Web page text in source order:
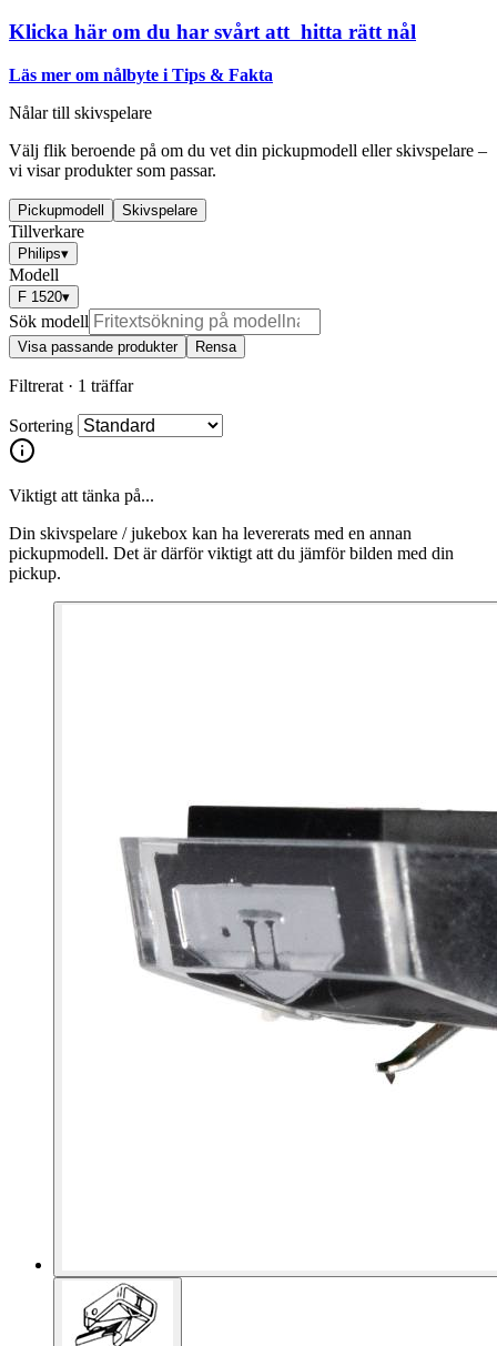
Klicka här om du har svårt att hitta rätt nål
Läs mer om nålbyte i Tips & Fakta
Nålar till skivspelare
Välj flik beroende på om du vet din pickupmodell eller skivspelare –
vi visar produkter som passar.
Pickupmodell Skivspelare
Tillverkare
Philips▾
Modell
F 1520▾
Sök modell
Visa passande produkter Rensa
Filtrerat · 1 träffar
Sortering
Viktigt att tänka på...
Din skivspelare / jukebox kan ha levererats med en annan
pickupmodell. Det är därför viktigt att du jämför bilden med din
pickup.